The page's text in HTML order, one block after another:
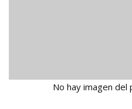
No hay imagen